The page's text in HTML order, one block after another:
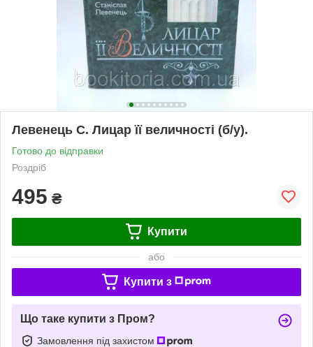
Левенець С. Лицар її величності (б/у).
Готово до відправки
Роздріб
495 ₴
Купити
або
Купити з
Що таке купити з Пром?
Замовлення під захистом